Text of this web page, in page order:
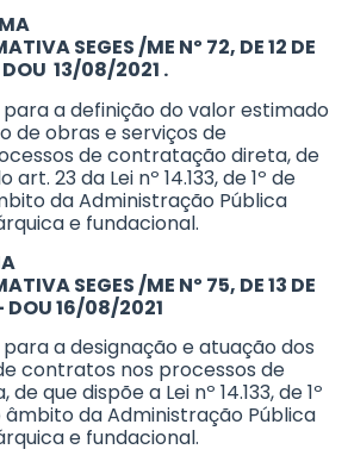
SEGES /ME Nº 72, DE 12 DE
13/08/2021 .
a definição do valor estimado
de obras e serviços de
de contratação direta, de
art. 23 da Lei nº 14.133, de 1º de
da Administração Pública
e fundacional.
SEGES /ME Nº 75, DE 13 DE
DOU 16/08/2021
a designação e atuação dos
contratos nos processos de
que dispõe a Lei nº 14.133, de 1º
âmbito da Administração Pública
e fundacional.